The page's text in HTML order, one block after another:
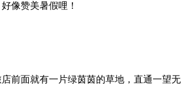
像赞美暑假哩！
前面就有一片绿茵茵的草地，直通一望无